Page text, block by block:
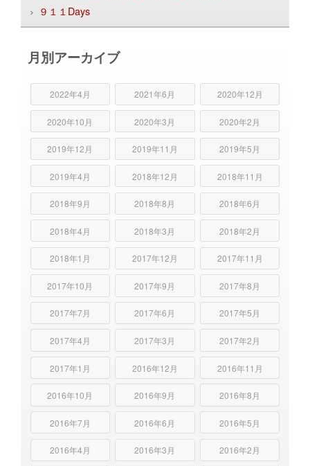
９１１Days
月別アーカイブ
2022年4月 2021年6月 2020年12月
2020年10月 2020年3月 2020年2月
2019年12月 2019年11月 2019年5月
2019年4月 2018年12月 2018年11月
2018年9月 2018年8月 2018年6月
2018年4月 2018年3月 2018年2月
2018年1月 2017年12月 2017年11月
2017年10月 2017年9月 2017年8月
2017年7月 2017年6月 2017年5月
2017年4月 2017年3月 2017年2月
2017年1月 2016年12月 2016年11月
2016年10月 2016年9月 2016年8月
2016年7月 2016年6月 2016年5月
2016年4月 2016年3月 2016年2月